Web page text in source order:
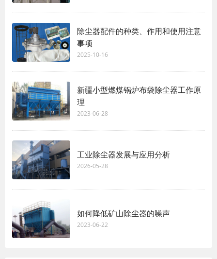
除尘器配件的种类、作用和使用注意
事项
2025-10-16
新疆小型燃煤锅炉布袋除尘器工作原
理
2023-06-28
工业除尘器发展与应用分析
2026-05-28
如何降低矿山除尘器的噪声
2023-06-22